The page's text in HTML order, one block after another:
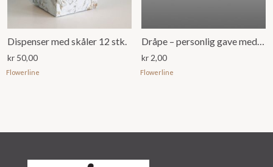
Dispenser med skåler 12 stk.
kr 50,00
Flowerline
Dråpe – personlig gave med plass til 1 konfekt
kr2,00
Flowerline